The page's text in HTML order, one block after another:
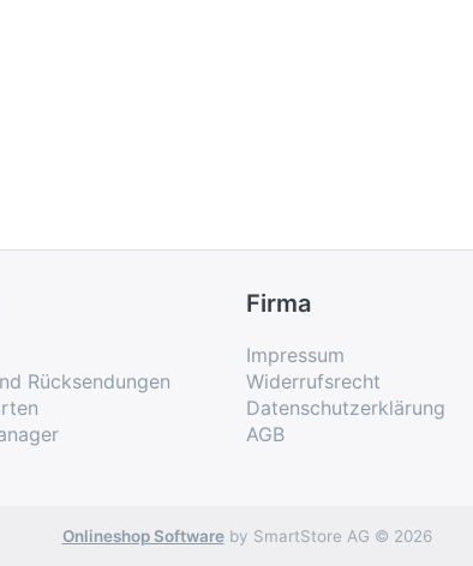
Rücksendungen
Firma
Impressum
Widerrufsrecht
Datenschutzerklärung
AGB
Onlineshop Softwareby SmartStore AG © 2026